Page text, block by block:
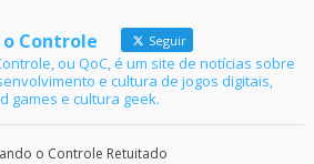
Controle Seguir
ou QoC, é um site de notícias sobre
e cultura de jogos digitais,
games e cultura geek.
o Controle Retuitado